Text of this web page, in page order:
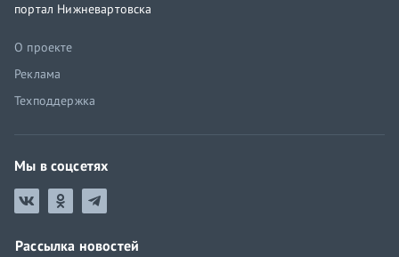
портал Нижневартовска
О проекте
Реклама
Техподдержка
Мы в соцсетях
Рассылка новостей